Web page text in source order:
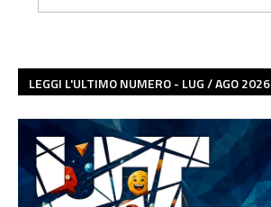
LEGGI L'ULTIMO NUMERO - LUG / AGO 2026